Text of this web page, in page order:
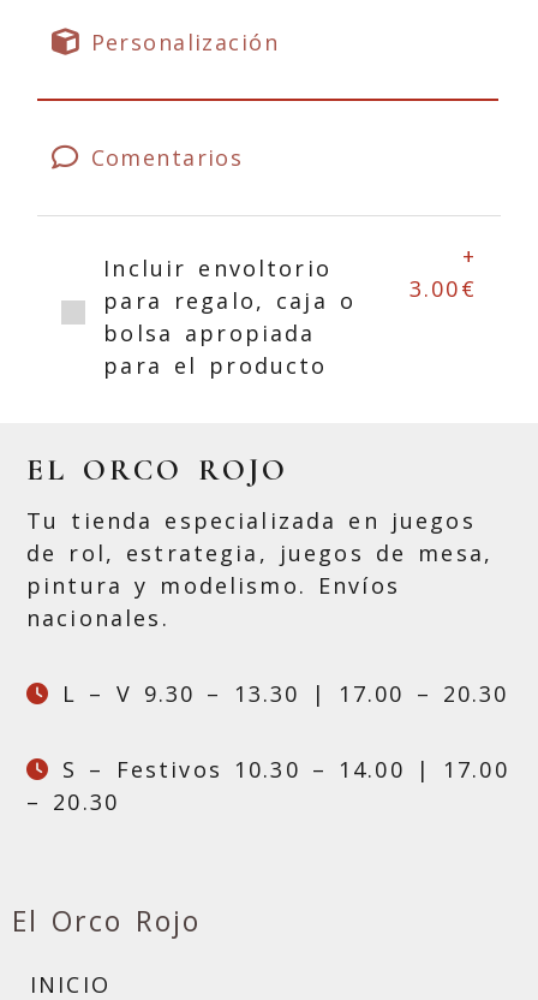
Personalización
Comentarios
Incluir envoltorio
para regalo, caja o
bolsa apropiada
para el producto
+
3.00€
EL ORCO ROJO
Tu tienda especializada en juegos
de rol, estrategia, juegos de mesa,
pintura y modelismo. Envíos
nacionales.
L – V 9.30 – 13.30 | 17.00 – 20.30
S – Festivos 10.30 – 14.00 | 17.00
– 20.30
El Orco Rojo
INICIO